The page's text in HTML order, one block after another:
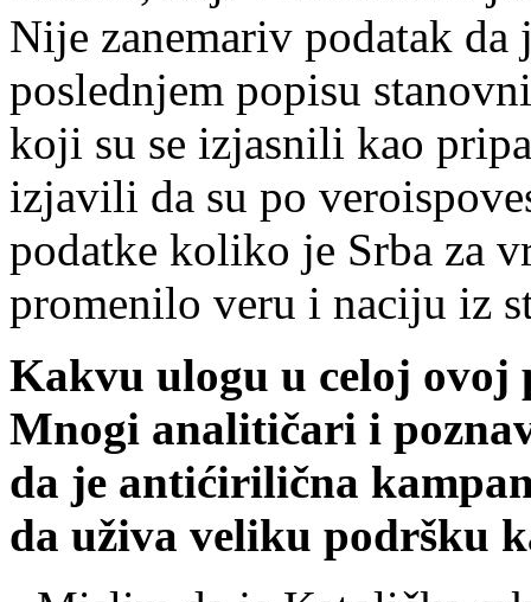
Nije zanemariv podatak da
poslednjem popisu
koji su se izjasnili kao
izjavili da su po
podatke koliko je Srba za
promenilo veru i naciju iz
Kakvu ulogu u celoj
Mnogi analitičari i
da je antićirilična
da uživa veliku podršku